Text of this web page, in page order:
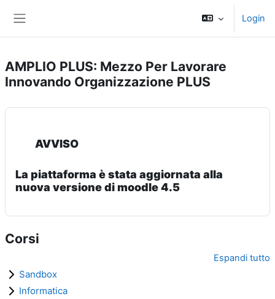
Login
AMPLIO PLUS: Mezzo Per Lavorare
Innovando Organizzazione PLUS
AVVISO
La piattaforma è stata aggiornata alla
nuova versione di moodle 4.5
Corsi
Espandi tutto
Sandbox
Informatica